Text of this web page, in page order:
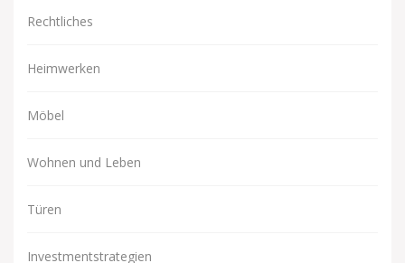
Rechtliches
Heimwerken
Möbel
Wohnen und Leben
Türen
Investmentstrategien